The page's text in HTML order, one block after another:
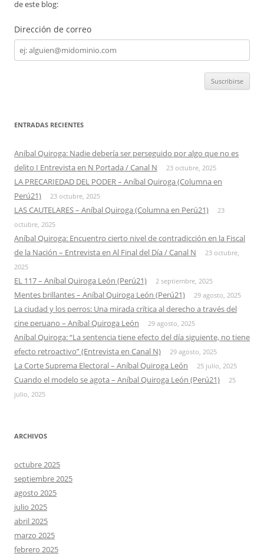
de este blog:
Dirección de correo
Dirección
de
correo
ENTRADAS RECIENTES
Aníbal Quiroga: Nadie debería ser perseguido por algo que no es
delito I Entrevista en N Portada / Canal N
23 octubre, 2025
LA PRECARIEDAD DEL PODER – Aníbal Quiroga (Columna en
Perú21)
23 octubre, 2025
LAS CAUTELARES – Aníbal Quiroga (Columna en Perú21)
23
octubre, 2025
Aníbal Quiroga: Encuentro cierto nivel de contradicción en la Fiscal
de la Nación – Entrevista en Al Final del Día / Canal N
23 octubre,
2025
EL 117 – Aníbal Quiroga León (Perú21) 2 septiembre, 2025
Mentes brillantes – Aníbal Quiroga León (Perú21) 29 agosto, 2025
La ciudad y los perros: Una mirada crítica al derecho a través del
cine peruano – Aníbal Quiroga León
29 agosto, 2025
Aníbal Quiroga: “La sentencia tiene efecto del día siguiente, no tiene
efecto retroactivo” (Entrevista en Canal N)
29 agosto, 2025
La Corte Suprema Electoral – Aníbal Quiroga León 25 julio, 2025
Cuando el modelo se agota – Aníbal Quiroga León (Perú21)
25
julio, 2025
ARCHIVOS
octubre 2025
septiembre 2025
agosto 2025
julio 2025
abril 2025
marzo 2025
febrero 2025